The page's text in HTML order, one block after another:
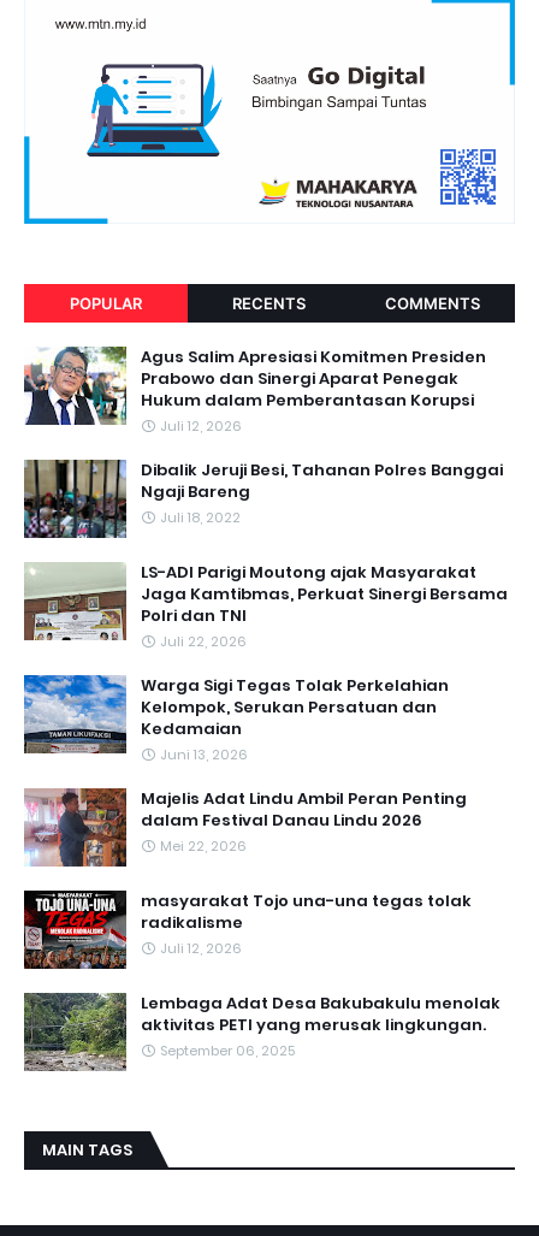
POPULAR RECENTS COMMENTS
Agus Salim Apresiasi Komitmen Presiden
Prabowo dan Sinergi Aparat Penegak
Hukum dalam Pemberantasan Korupsi
Juli 12, 2026
Dibalik Jeruji Besi, Tahanan Polres Banggai
Ngaji Bareng
Juli 18, 2022
LS-ADI Parigi Moutong ajak Masyarakat
Jaga Kamtibmas, Perkuat Sinergi Bersama
Polri dan TNI
Juli 22, 2026
Warga Sigi Tegas Tolak Perkelahian
Kelompok, Serukan Persatuan dan
Kedamaian
Juni 13, 2026
Majelis Adat Lindu Ambil Peran Penting
dalam Festival Danau Lindu 2026
Mei 22, 2026
masyarakat Tojo una-una tegas tolak
radikalisme
Juli 12, 2026
Lembaga Adat Desa Bakubakulu menolak
aktivitas PETI yang merusak lingkungan.
September 06, 2025
MAIN TAGS